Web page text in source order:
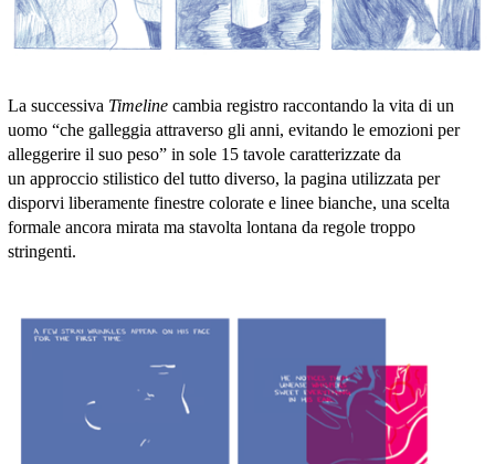
La successiva Timelinecambia registro raccontando la vita di un
uomo “che galleggia attraverso gli anni, evitando le emozioni per
alleggerire il suo peso” in sole 15 tavole caratterizzate da
un approccio stilistico del tutto diverso, la pagina utilizzata per
disporvi liberamente finestre colorate e linee bianche, una scelta
formale ancora mirata ma stavolta lontana da regole troppo
stringenti.